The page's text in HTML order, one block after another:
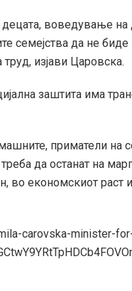
воведување на
семејства да не
изјави Царовска.
заштита има
приматели на
да останат на
во економскиот раст
carovska-minister-